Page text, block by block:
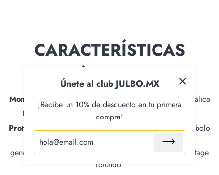
CARACTERÍSTICAS
TÉCNICAS
Montura Metal «Glaciar» :
La legendaria montura metálica
probada y aprobada por generaciones de alpinistas.
Protecciones de Cuero :Los protectores de cuero, símbolo
de las gafas de glaciar, han protegido los ojos de
generaciones de alpinistas y garantizan hoy un estilo vintage
rotundo.
Únete al club JULBO.MX
¡Recibe un 10% de descuento en tu primera
compra!